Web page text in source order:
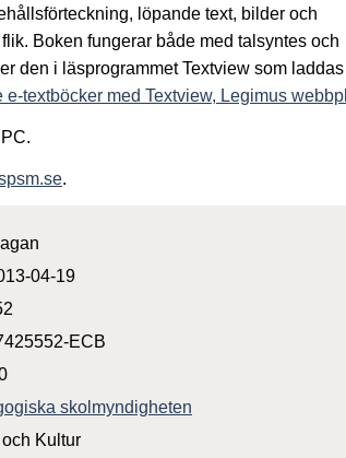
löpande text, bilder och
Boken fungerar både med talsyntes och
den i läsprogrammet Textview som
e-textböcker med Textview, Legimus
.
04-19
ECB
skolmyndigheten
och Kultur